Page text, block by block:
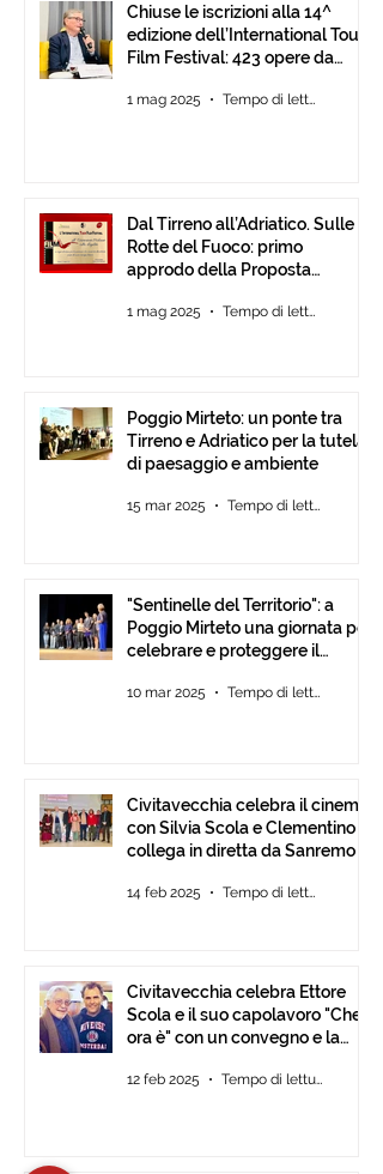
Chiuse le iscrizioni alla 14^
edizione dell’International Tour
Film Festival: 423 opere da
1 mag 2025 Tempo di lettura: 1 min
Dal Tirreno all’Adriatico. Sulle
Rotte del Fuoco: primo
approdo della Proposta
1 mag 2025 Tempo di lettura: 3 min
Poggio Mirteto: un ponte tra
Tirreno e Adriatico per la tutela
di paesaggio e ambiente
15 mar 2025 Tempo di lettura: 2 min
"Sentinelle del Territorio": a
Poggio Mirteto una giornata per
celebrare e proteggere il
Tour Film Fest 2025.
10 mar 2025 Tempo di lettura: 2 min
Civitavecchia celebra il cinema
con Silvia Scola e Clementino si
collega in diretta da Sanremo
14 feb 2025 Tempo di lettura: 2 min
Civitavecchia celebra Ettore
Scola e il suo capolavoro "Che
ora è" con un convegno e la
12 feb 2025 Tempo di lettura: 2 min